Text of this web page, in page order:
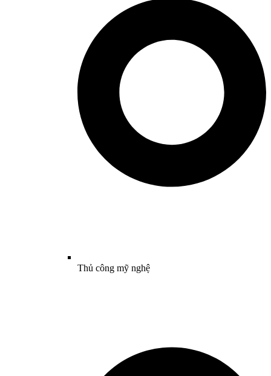
Thủ công mỹ nghệ